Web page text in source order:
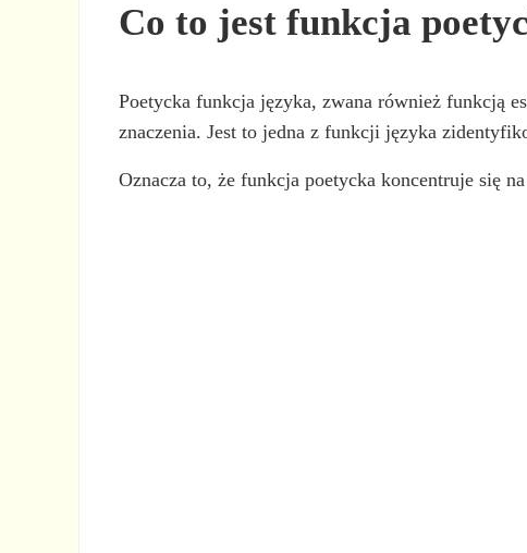
Co to jest funkcja
Poetycka funkcja języka, zwana również funkcją
znaczenia. Jest to jedna z funkcji języka
Oznacza to, że funkcja poetycka koncentruje się